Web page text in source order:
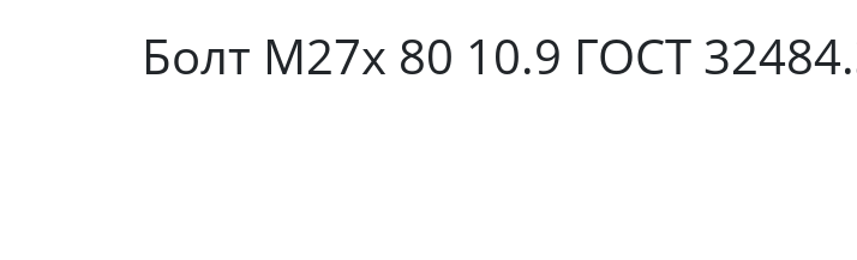
Болт М27х 80 10.9 ГОСТ